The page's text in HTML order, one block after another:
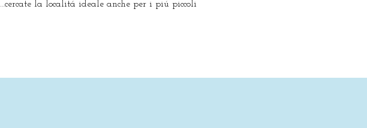
…cercate la localitá ideale anche per i piú piccoli